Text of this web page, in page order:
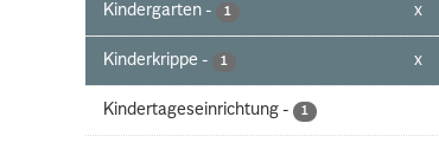
Kindergarten - 1 x
Kinderkrippe - 1 x
Kindertageseinrichtung - 1